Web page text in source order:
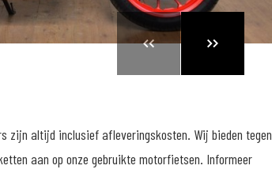
zijn altijd inclusief afleveringskosten. Wij bieden tegen
aan op onze gebruikte motorfietsen. Informeer